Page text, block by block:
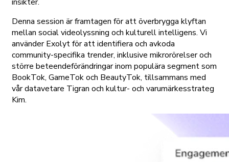
Denna session är framtagen för att överbrygga klyftan
mellan social videolyssning och kulturell intelligens. Vi
använder Exolyt för att identifiera och avkoda
community-specifika trender, inklusive mikrorörelser och
större beteendeförändringar inom populära segment som
BookTok, GameTok och BeautyTok, tillsammans med
vår datavetare Tigran och kultur- och varumärkesstrateg
Kim.